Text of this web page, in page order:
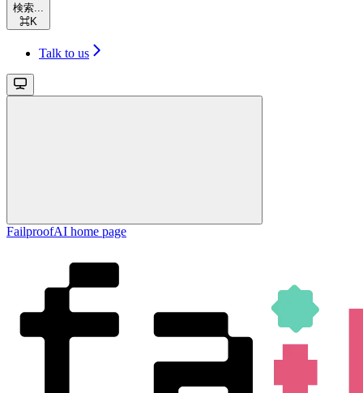
検索...
⌘K
Talk to us
FailproofAI home page